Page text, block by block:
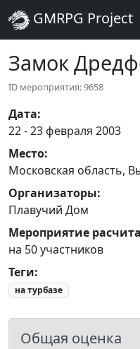
GMRPG Project
Замок
ID мероприятия: 9658
Дата:
22 - 23 февраля 2003
Место:
Московская область,
Организаторы:
Плавучий Дом
Мероприятие
на 50 участников
Теги:
на турбазе
Общая оценка